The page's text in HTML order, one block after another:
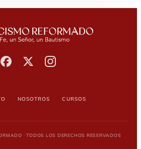
Nosotros Cursos
· Todos los derechos reservados